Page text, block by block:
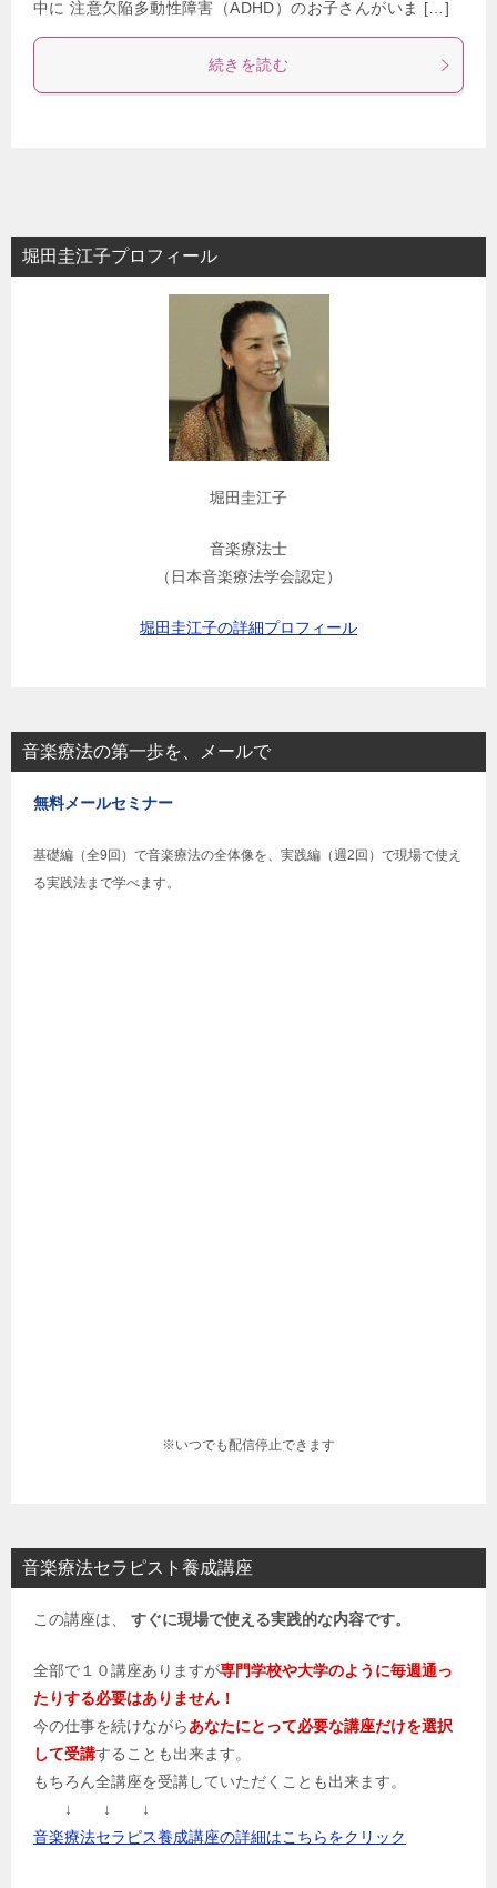
中に 注意欠陥多動性障害（ADHD）のお子さんがいま […]
続きを読む
堀田圭江子プロフィール
堀田圭江子
音楽療法士
（日本音楽療法学会認定）
堀田圭江子の詳細プロフィール
音楽療法の第一歩を、メールで
無料メールセミナー
基礎編（全9回）で音楽療法の全体像を、実践編（週2回）で現場で使え
る実践法まで学べます。
※いつでも配信停止できます
音楽療法セラピスト養成講座
この講座は、 すぐに現場で使える実践的な内容です。
全部で１０講座ありますが専門学校や大学のように毎週通っ
たりする必要はありません！
今の仕事を続けながらあなたにとって必要な講座だけを選択
して受講することも出来ます。
もちろん全講座を受講していただくことも出来ます。
↓ ↓ ↓
音楽療法セラピス養成講座の詳細はこちらをクリック